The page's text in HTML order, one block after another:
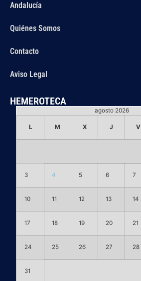
Andalucía
Quiénes Somos
Contacto
Aviso Legal
HEMEROTECA
agosto 2026
L M X J V
3 4 5 6 7
10 11 12 13 14
17 18 19 20 21
24 25 26 27 28
31